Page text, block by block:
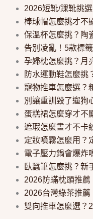
2026短靴/踝靴挑
棒球帽怎麼挑才不
保溫杯怎麼挑？陶
告別凌亂！5款標
孕婦枕怎麼挑？月
防水運動鞋怎麼挑
寵物推車怎麼選？
別讓重訓毀了遛狗
蛋糕裙怎麼穿才不
遮瑕怎麼畫才不卡
定妝噴霧怎麼用？
電子壓力鍋會爆炸
臥蠶筆怎麼挑？新
2026防蟎枕頭推
2026台灣綠茶推
雙向推車怎麼選？